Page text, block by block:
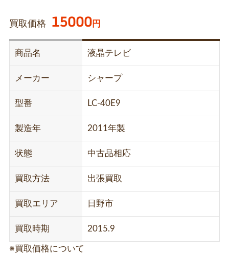
買取価格 15000円
商品名 液晶テレビ
メーカー シャープ
型番 LC-40E9
製造年 2011年製
状態 中古品相応
買取方法 出張買取
買取エリア 日野市
買取時期 2015.9
※買取価格について